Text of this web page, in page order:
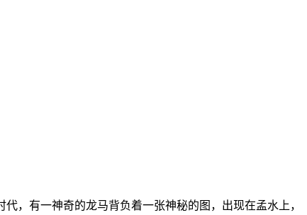
，有一神奇的龙马背负着一张神秘的图，出现在孟水上，